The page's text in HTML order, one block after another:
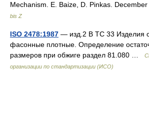
Mechanism. E. Baize, D. Pinkas.
bis Z
ISO 2478:1987 — изд.2 B TC 33 Изделия
фасонные плотные. Определение
размеров при обжиге раздел 81.080 …
организации по стандартизации (ИСО)